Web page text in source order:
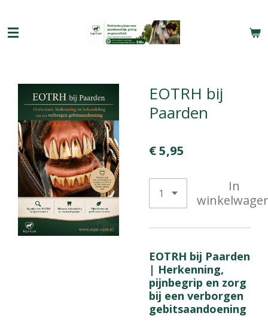
direct
naar
EOTRH bij
Paarden
€ 5,95
In
EOTRH bij Paarden
| Herkenning,
pijnbegrip en zorg
bij een verborgen
gebitsaandoening